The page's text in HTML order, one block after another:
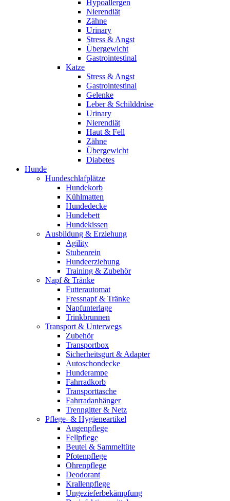
Hypoallergen
Nierendiät
Zähne
Urinary
Stress & Angst
Übergewicht
Gastrointestinal
Katze
Stress & Angst
Gastrointestinal
Gelenke
Leber & Schilddrüse
Urinary
Nierendiät
Haut & Fell
Zähne
Übergewicht
Diabetes
Hunde
Hundeschlafplätze
Hundekorb
Kühlmatten
Hundedecke
Hundebett
Hundekissen
Ausbildung & Erziehung
Agility
Stubenrein
Hundeerziehung
Training & Zubehör
Napf & Tränke
Futterautomat
Fressnapf & Tränke
Napfunterlage
Trinkbrunnen
Transport & Unterwegs
Zubehör
Transportbox
Sicherheitsgurt & Adapter
Autoschondecke
Hunderampe
Fahrradkorb
Transporttasche
Fahrradanhänger
Trenngitter & Netz
Pflege- & Hygieneartikel
Augenpflege
Fellpflege
Beutel & Sammeltüte
Pfotenpflege
Ohrenpflege
Deodorant
Krallenpflege
Ungezieferbekämpfung